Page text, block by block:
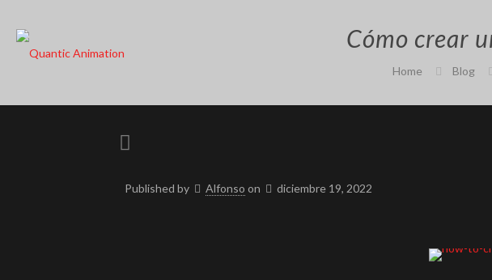
Cómo crear
Home Blog
Published by Alfonso on diciembre 19, 2022